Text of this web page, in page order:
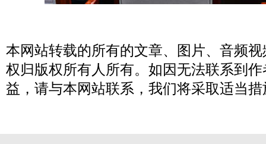
本网站转载的所有的文章、图片、音频
权归版权所有人所有。如因无法联系到
益，请与本网站联系，我们将采取适当措